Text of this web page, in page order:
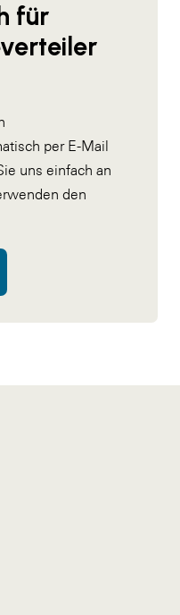
für
per E-Mail
uns einfach an
den